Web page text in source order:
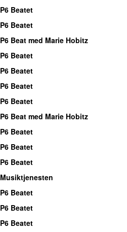
P6 Beatet
P6 Beatet
P6 Beat med Marie Hobitz
P6 Beatet
P6 Beatet
P6 Beatet
P6 Beatet
P6 Beat med Marie Hobitz
P6 Beatet
P6 Beatet
P6 Beatet
Musiktjenesten
P6 Beatet
P6 Beatet
P6 Beatet